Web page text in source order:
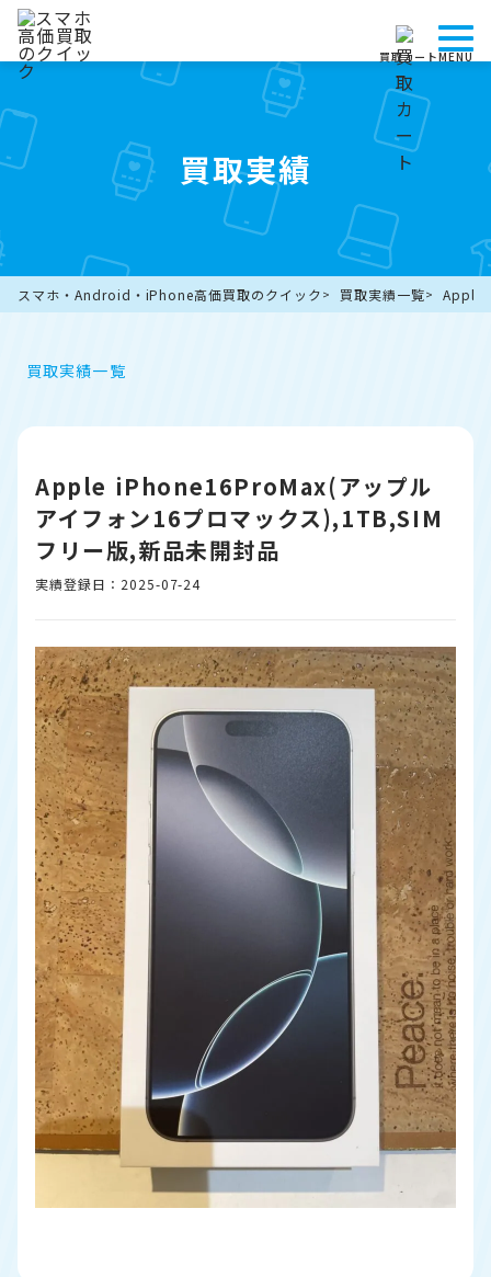
買取カートMENU
買取実績
スマホ・Android・iPhone高価買取のクイック 買取実績一覧 Apple
買取実績一覧
Apple iPhone16ProMax(アップル
アイフォン16プロマックス),1TB,SIM
フリー版,新品未開封品
実績登録日：2025-07-24